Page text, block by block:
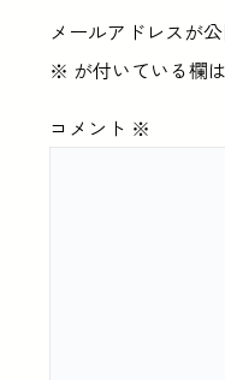
メールアドレスが
※ が付いている欄
コメント ※